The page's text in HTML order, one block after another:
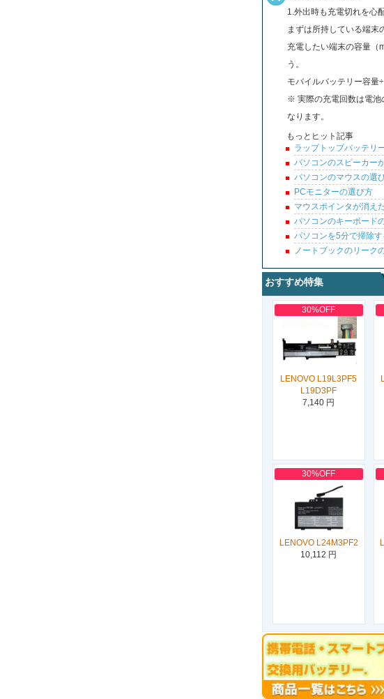
1.外出時も充電切れを心
まずは所持している端末
充電したい端末の容量（
う。
モバイルバッテリー容
※ 実際の充電回数は電池
なります。
もっとヒット記事
ラップトップバッテリ
パソコンのスピーカー
パソコンのマウスの選
PCモニターの選び方
マウスポインタが消え
パソコンのキーボード
パソコンを5分で掃除
ノートブックのリーク
おすすめ特集
30%OFF
LENOVO L19L3PF5
L19D3PF
7,140 円
30%OFF
LENOVO L24M3PF2
10,112 円